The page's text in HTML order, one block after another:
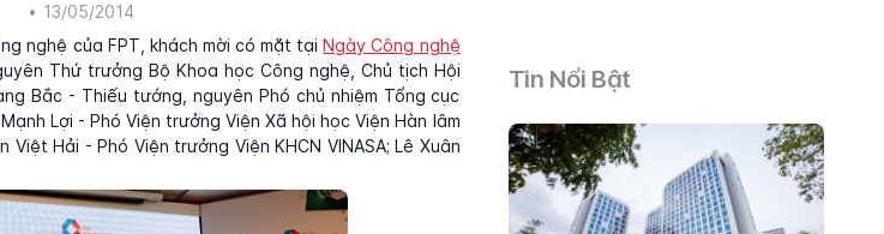
• 13/05/2014
nghệ của FPT, khách mời có mặt tạiNgày Công nghệ
Thứ trưởng Bộ Khoa học Công nghệ, Chủ tịch Hội
Bắc - Thiếu tướng, nguyên Phó chủ nhiệm Tổng cục
Lợi - Phó Viện trưởng Viện Xã hội học Viện Hàn lâm
Hải - Phó Viện trưởng Viện KHCN VINASA; Lê Xuân
Tin Nổi Bật